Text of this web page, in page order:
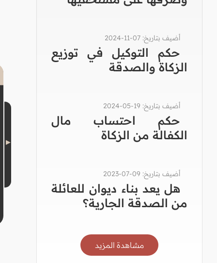
أضيف بتاريخ: 07-11-2024
حكم التوكيل في توزيع
الزكاة والصدقة
أضيف بتاريخ: 19-05-2024
حكم احتساب مال
الكفالة من الزكاة
أضيف بتاريخ: 09-07-2023
هل يعد بناء ديوان للعائلة
من الصدقة الجارية؟
مشاهدة المزيد